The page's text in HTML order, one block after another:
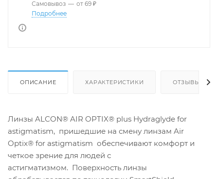
Самовывоз — от 69 ₽
Подробнее
ОПИСАНИЕ ХАРАКТЕРИСТИКИ ОТЗЫВЫ
Линзы ALCON® AIR OPTIX® plus Hydraglyde for
astigmatism, пришедшие на смену линзам Air
Optix® for astigmatism обеспечивают комфорт и
четкое зрение для людей с
астигматизмом. Поверхность линзы